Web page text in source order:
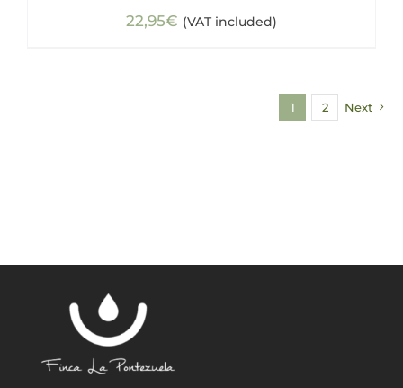
22,95€ (VAT included)
1 2 Next